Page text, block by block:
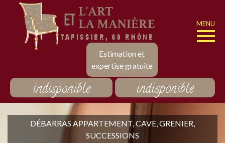
Estimation et
expertise gratuite
MENU
indisponible indisponible
DÉBARRAS APPARTEMENT, CAVE, GRENIER,
SUCCESSIONS